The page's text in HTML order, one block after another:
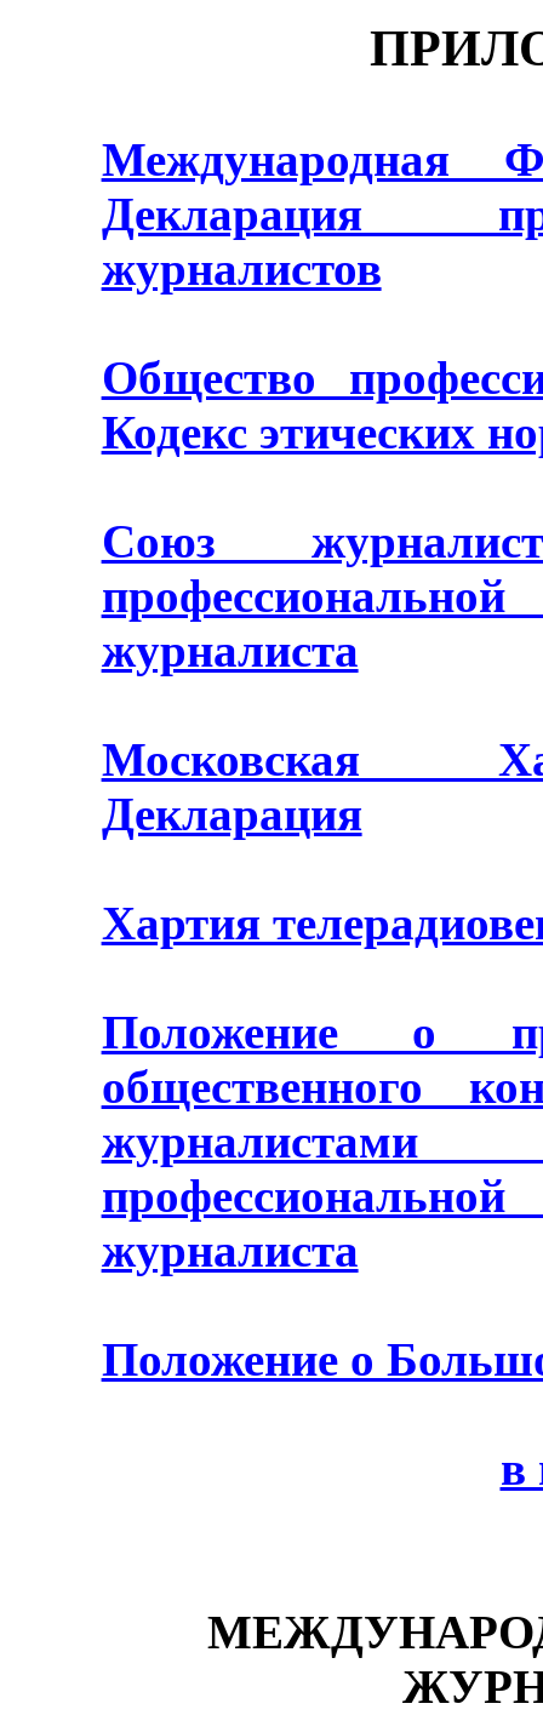
Международная
Декларация
журналистов
Общество
Кодекс этических
Союз
журналиста
Московская
Декларация
Хартия
Положение о
общественного
журналистами
журналиста
Положение о
в